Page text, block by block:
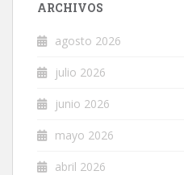
ARCHIVOS
agosto 2026
julio 2026
junio 2026
mayo 2026
abril 2026